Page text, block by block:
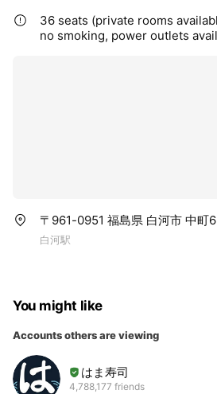
36 seats (private rooms
no smoking, power outlets
〒961-0951 福島県 白河市 中町
白河駅
You might like
Accounts others are viewing
はま寿司
4,788,177 friends